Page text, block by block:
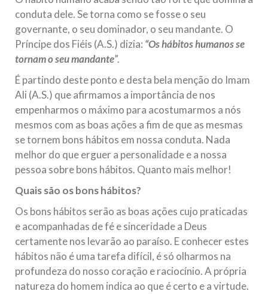
conduta dele. Se torna como se fosse o seu
governante, o seu dominador, o seu mandante. O
Príncipe dos Fiéis (A.S.) dizia: “Os hábitos humanos se
tornam o seu mandante”.
É partindo deste ponto e desta bela menção do Imam
Ali (A.S.) que afirmamos a importância de nos
empenharmos o máximo para acostumarmos a nós
mesmos com as boas ações a fim de que as mesmas
se tornem bons hábitos em nossa conduta. Nada
melhor do que erguer a personalidade e a nossa
pessoa sobre bons hábitos. Quanto mais melhor!
Quais são os bons hábitos?
Os bons hábitos serão as boas ações cujo praticadas
e acompanhadas de fé e sinceridade a Deus
certamente nos levarão ao paraíso. E conhecer estes
hábitos não é uma tarefa difícil, é só olharmos na
profundeza do nosso coração e raciocínio. A própria
natureza do homem indica ao que é certo e a virtude.